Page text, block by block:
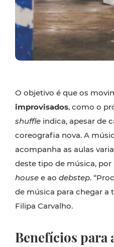
O objetivo é que os
improvisados, como o
shuffle indica, apesar de
coreografia nova. A
acompanha as aulas
deste tipo de música, por
house e ao debstep.
de música para chegar a
Filipa Carvalho.
Benefícios para